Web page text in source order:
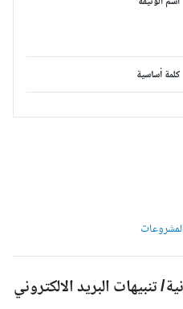
أساسية
البريد الالكتروني